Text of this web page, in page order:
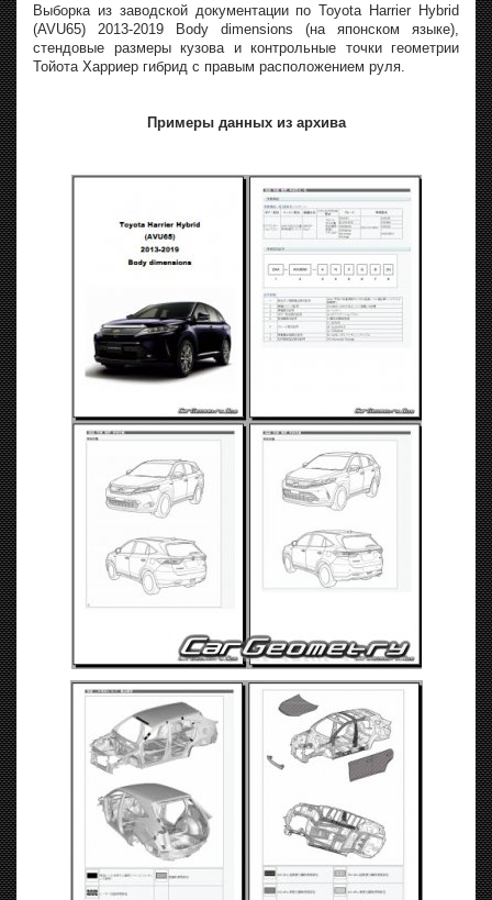
Выборка из заводской документации по Toyota Harrier Hybrid
(AVU65) 2013-2019 Body dimensions (на японском языке),
стендовые размеры кузова и контрольные точки геометрии
Тойота Харриер гибрид с правым расположением руля.
Примеры данных из архива